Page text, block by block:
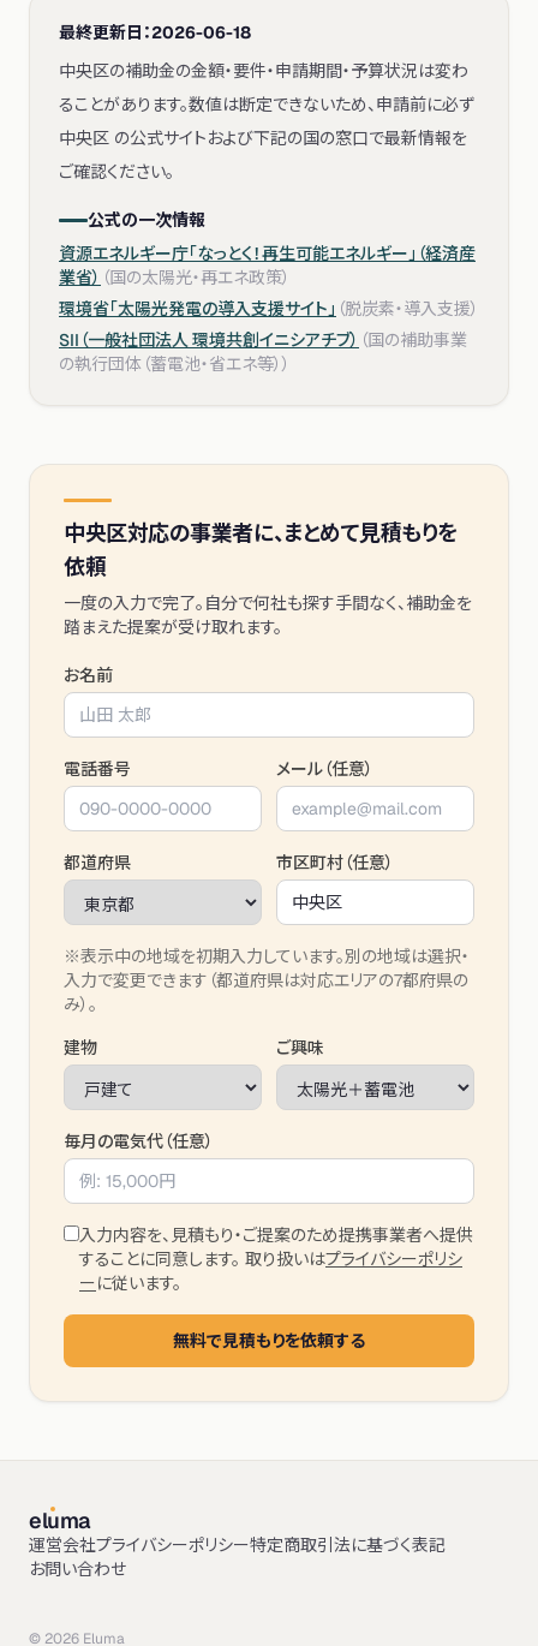
最終更新日：2026-06-18
中央区の補助金の金額・要件・申請期間・予算状況は変わ
ることがあります。数値は断定できないため、申請前に必ず
中央区 の公式サイトおよび下記の国の窓口で最新情報を
ご確認ください。
公式の一次情報
資源エネルギー庁「なっとく！再生可能エネルギー」（経済産
業省） （国の太陽光・再エネ政策）
環境省「太陽光発電の導入支援サイト」 （脱炭素・導入支援）
SII（一般社団法人 環境共創イニシアチブ） （国の補助事業
の執行団体（蓄電池・省エネ等））
中央区対応の事業者に、まとめて見積もりを
依頼
一度の入力で完了。自分で何社も探す手間なく、補助金を
踏まえた提案が受け取れます。
お名前
電話番号 メール（任意）
都道府県 市区町村（任意）
※表示中の地域を初期入力しています。別の地域は選択・
入力で変更できます（都道府県は対応エリアの7都府県の
み）。
建物
ご興味
毎月の電気代（任意）
入力内容を、見積もり・ご提案のため提携事業者へ提供
することに同意します。 取り扱いはプライバシーポリシ
ーに従います。
無料で見積もりを依頼する
eluma
運営会社プライバシーポリシー特定商取引法に基づく表記
お問い合わせ
© 2026 Eluma